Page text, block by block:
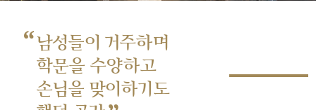
“남성들이 거주하며
학문을 수양하고
손님을 맞이하기도